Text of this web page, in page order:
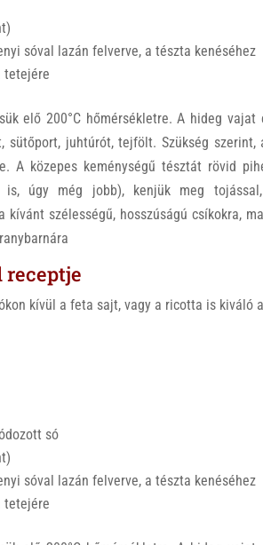
sóval lazán felverve, a tészta kenéséhez
tetejére
elő 200°C hőmérsékletre. A hideg
sütőport, juhtúrót, tejfölt. Szükség szerint,
A közepes keménységű tésztát rövid
is, úgy még jobb), kenjük meg
kívánt szélességű, hosszúságú csíkokra,
receptje
kívül a feta sajt, vagy a ricotta is kiváló
só
sóval lazán felverve, a tészta kenéséhez
tetejére